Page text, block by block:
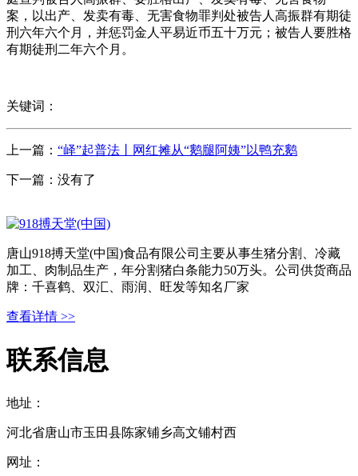
案，以出产、发卖有毒、无害食物罪判处被告人高振群有期徒
刑六年六个月，并惩罚金人平易近币五十万元；被告人要胜格
有期徒刑二年六个月。
关键词：
上一篇： “峄”起普法丨网红摊从“鹅腿阿姨”以鸭充鹅
下一篇：没有了
唐山918搏天堂(中国)食品有限公司主要从事生猪分割、冷藏
加工、肉制品生产，年分割猪白条能力50万头。公司供货商品
牌：千喜鹤、双汇、雨润、旺发等知名厂家
查看详情 >>
联系信息
地址：
河北省唐山市玉田县陈家铺乡高文铺村西
网址：